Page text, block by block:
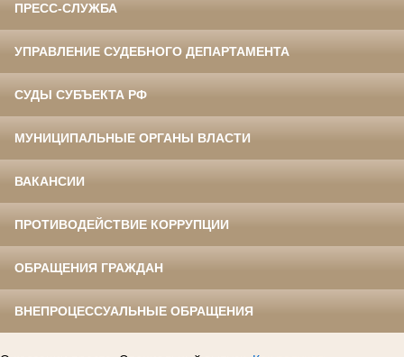
ПРЕСС-СЛУЖБА
УПРАВЛЕНИЕ СУДЕБНОГО ДЕПАРТАМЕНТА
СУДЫ СУБЪЕКТА РФ
МУНИЦИПАЛЬНЫЕ ОРГАНЫ ВЛАСТИ
ВАКАНСИИ
ПРОТИВОДЕЙСТВИЕ КОРРУПЦИИ
ОБРАЩЕНИЯ ГРАЖДАН
ВНЕПРОЦЕССУАЛЬНЫЕ ОБРАЩЕНИЯ